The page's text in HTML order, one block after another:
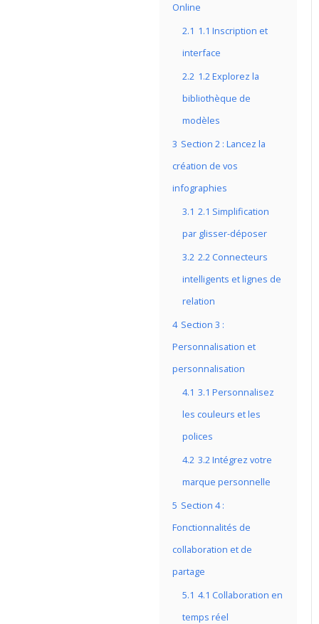
Online
2.1 1.1 Inscription et
interface
2.2 1.2 Explorez la
bibliothèque de
modèles
3 Section 2 : Lancez la
création de vos
infographies
3.1 2.1 Simplification
par glisser-déposer
3.2 2.2 Connecteurs
intelligents et lignes de
relation
4 Section 3 :
Personnalisation et
personnalisation
4.1 3.1 Personnalisez
les couleurs et les
polices
4.2 3.2 Intégrez votre
marque personnelle
5 Section 4 :
Fonctionnalités de
collaboration et de
partage
5.1 4.1 Collaboration en
temps réel